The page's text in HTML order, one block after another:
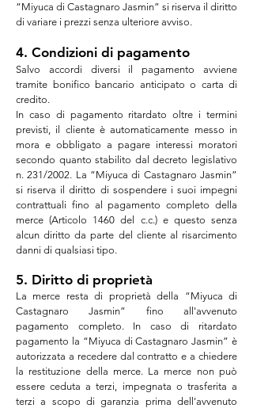
“Miyuca di Castagnaro Jasmin” si riserva il diritto
di variare i prezzi senza ulteriore avviso.
4. Condizioni di pagamento
Salvo accordi diversi il pagamento avviene
tramite bonifico bancario anticipato o carta di
credito.
In caso di pagamento ritardato oltre i termini
previsti, il cliente è automaticamente messo in
mora e obbligato a pagare interessi moratori
secondo quanto stabilito dal decreto legislativo
n. 231/2002. La “Miyuca di CastagnaroJasmin”
si riserva il diritto di sospendere i suoi impegni
contrattuali fino al pagamento completo della
merce (Articolo 1460 del c.c.) e questo senza
alcun diritto da parte del cliente al risarcimento
danni di qualsiasi tipo.
5. Diritto di proprietà
La merce resta di proprietà della “Miyuca di
CastagnaroJasmin” fino all'avvenuto
pagamento completo. In caso di ritardato
pagamento la “Miyuca diCastagnaroJasmin” è
autorizzata a recedere dal contratto e a chiedere
la restituzione della merce. La merce non può
essere ceduta a terzi, impegnata o trasferita a
terzi a scopo di garanzia prima dell'avvenuto